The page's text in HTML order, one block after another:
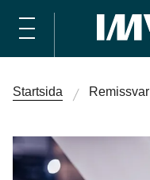
Startsida Remissvar